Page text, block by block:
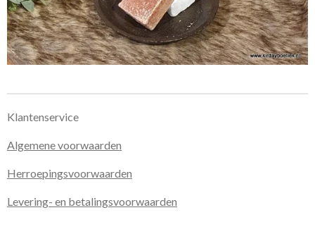
Klantenservice
Algemene voorwaarden
Herroepingsvoorwaarden
Levering- en betalingsvoorwaarden